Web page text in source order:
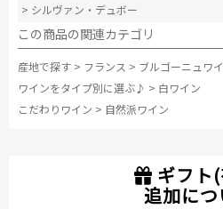
> シルヴァン・デュボー
この商品の関連カテゴリ
産地で探す > フランス > ブルゴーニュワ
ワインをタイプ別に選ぶ♪ > 白ワイン
こだわりワイン > 自然派ワイン
ギフト
追加につ